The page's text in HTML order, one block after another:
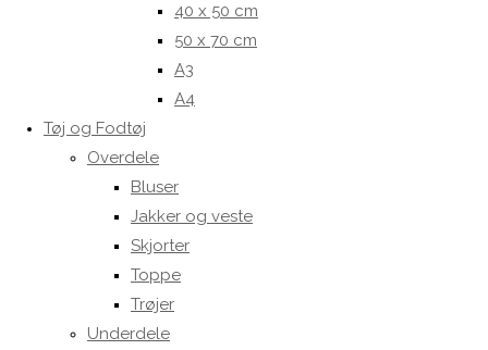
40 x 50 cm
50 x 70 cm
A3
A4
Tøj og Fodtøj
Overdele
Bluser
Jakker og veste
Skjorter
Toppe
Trøjer
Underdele